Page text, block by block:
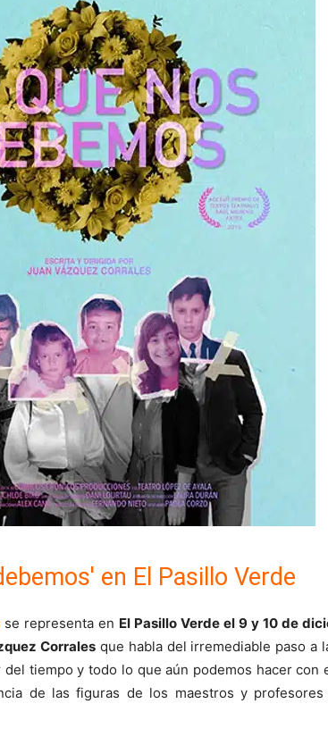
en El Pasillo Verde
se representa en El Pasillo Verde el 9 y 10 de
Corrales que habla del irremediable paso a
tiempo y todo lo que aún podemos hacer con
de las figuras de los maestros y profesores